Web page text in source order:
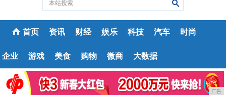
首页 资讯 财经 娱乐 科技 汽车 时尚
企业 游戏 美食 购物 微商 大数据
广告